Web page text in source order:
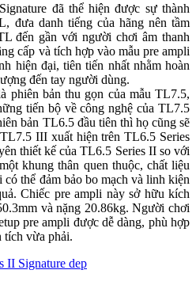
đã thể hiện được sự thành
đưa danh tiếng của hãng nên tầm
đến gần với người chơi âm thanh
cấp và tích hợp vào mẫu pre ampli
hiện đại, tiên tiến nhất nhằm hoàn
đến tay người dùng.
phiên bản thu gọn của mẫu TL7.5,
tiến bộ về công nghệ của TL7.5
bản TL6.5 đầu tiên thì họ cũng sẽ
III xuất hiện trên TL6.5 Series
thiết kế của TL6.5 Series II so với
khung thân quen thuộc, chất liệu
thể đảm bảo bo mạch và linh kiện
Chiếc pre ampli này sở hữu kích
và nặng 20.86kg. Người chơi
pre ampli được dễ dàng, phù hợp
tích vừa phải.